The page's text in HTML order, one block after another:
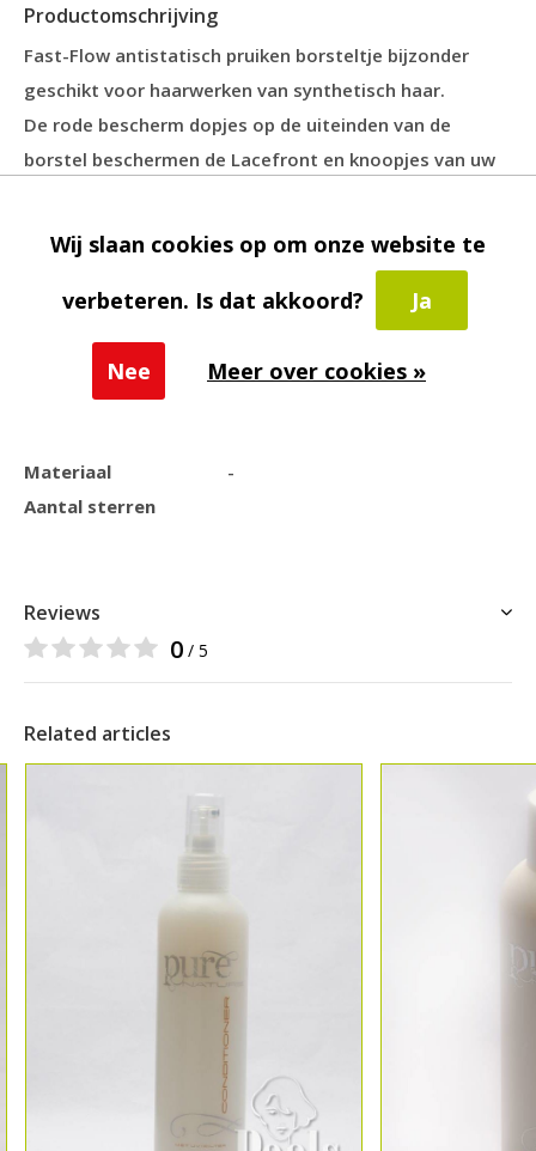
Productomschrijving
Fast-Flow antistatisch pruiken borsteltje bijzonder
geschikt voor haarwerken van synthetisch haar.
De rode bescherm dopjes op de uiteinden van de
borstel beschermen de Lacefront en knoopjes van uw
Specificaties
volume
-
-
Materiaal
-
Aantal sterren
Reviews
0 / 5
Related articles
Wij slaan cookies op om onze website te
verbeteren. Is dat akkoord?
Ja
Nee Meer over cookies »